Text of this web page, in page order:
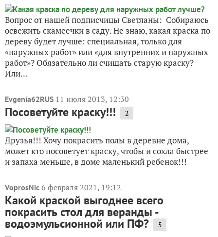
Вопрос от нашей подписчицы Светланы: Собираюсь
освежить скамеечки в саду. Не знаю, какая краска по
дереву будет лучше: специальная, только для
«наружных работ» или «для внутренних и наружных
работ»? Обязательно ли счищать старую краску?
Или...
Evgenia62RUS 11 июля 2013, 12:30
Посоветуйте краску!!! 2
Друзья!!! Хочу покрасить полы в деревне дома,
может кто посоветует краску, чтобы и сохла быстрее
и запаха меньше, в доме маленький ребенок!!!
VoprosNic 6 февраля 2021, 19:12
Какой краской выгоднее всего
покрасить стол для веранды -
водоэмульсионной или ПФ? 5